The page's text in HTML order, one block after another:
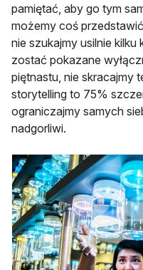
pamiętać, aby go tym
możemy coś
nie szukajmy usilnie
zostać pokazane
piętnastu, nie skracajmy
storytelling to 75%
ograniczajmy samych
nadgorliwi.